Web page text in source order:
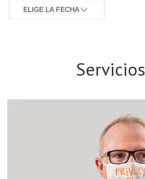
ELIGE LA FECHA
Servicios